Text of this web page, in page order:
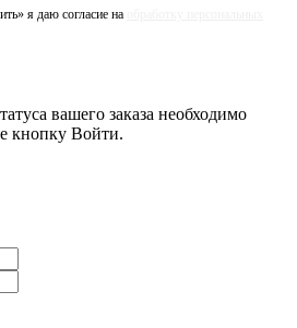
я даю согласие на
вашего заказа необходимо
кнопку Войти.